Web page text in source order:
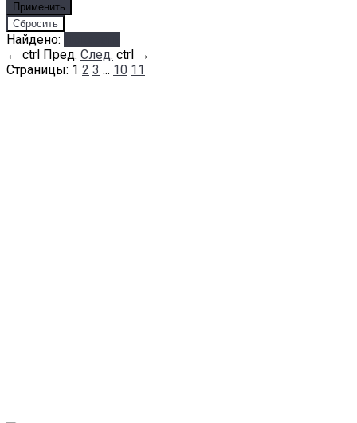
Найдено:
← ctrl Пред. След. ctrl →
Страницы: 1 2 3 ... 10 11